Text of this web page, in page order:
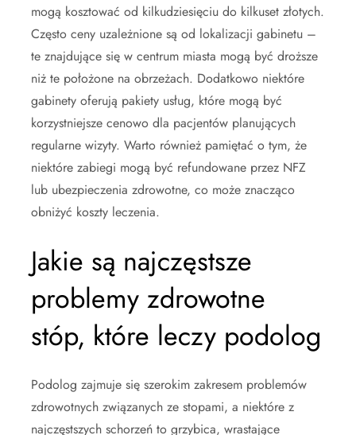
mogą kosztować od kilkudziesięciu do kilkuset złotych.
Często ceny uzależnione są od lokalizacji gabinetu –
te znajdujące się w centrum miasta mogą być droższe
niż te położone na obrzeżach. Dodatkowo niektóre
gabinety oferują pakiety usług, które mogą być
korzystniejsze cenowo dla pacjentów planujących
regularne wizyty. Warto również pamiętać o tym, że
niektóre zabiegi mogą być refundowane przez NFZ
lub ubezpieczenia zdrowotne, co może znacząco
obniżyć koszty leczenia.
Jakie są najczęstsze
problemy zdrowotne
stóp, które leczy podolog
Podolog zajmuje się szerokim zakresem problemów
zdrowotnych związanych ze stopami, a niektóre z
najczęstszych schorzeń to grzybica, wrastające